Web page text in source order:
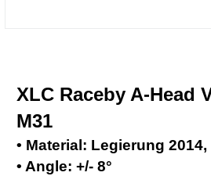
XLC Raceby A-Head
M31
• Material: Legierung
• Angle: +/- 8°